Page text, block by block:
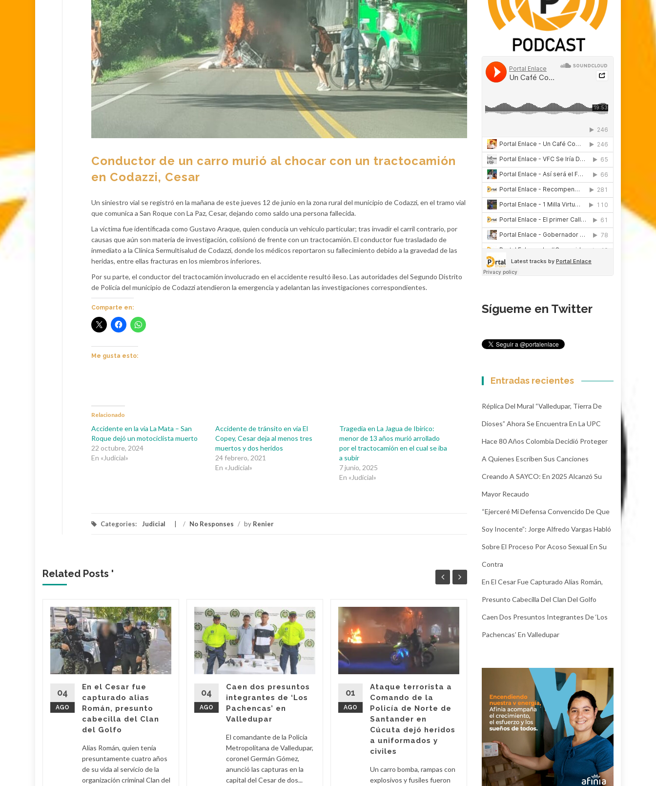
Conductor de un carro murió al chocar con un tractocamión
en Codazzi, Cesar
Un siniestro vial se registró en la mañana de este jueves 12 de junio en la zona rural del municipio de Codazzi, en el tramo vial
que comunica a San Roque con La Paz, Cesar, dejando como saldo una persona fallecida.
La víctima fue identificada como Gustavo Araque, quien conducía un vehículo particular; tras invadir el carril contrario, por
causas que aún son materia de investigación, colisionó de frente con un tractocamión. El conductor fue trasladado de
inmediato a la Clínica Sermultisalud de Codazzi, donde los médicos reportaron su fallecimiento debido a la gravedad de las
heridas, entre ellas fracturas en los miembros inferiores.
Por su parte, el conductor del tractocamión involucrado en el accidente resultó ileso. Las autoridades del Segundo Distrito
de Policía del municipio de Codazzi atendieron la emergencia y adelantan las investigaciones correspondientes.
Comparte en:
Me gusta esto:
Relacionado
Accidente en la vía La Mata – San
Roque dejó un motociclista muerto
22 octubre, 2024
En «Judicial»
Accidente de tránsito en vía El
Copey, Cesar deja al menos tres
muertos y dos heridos
24 febrero, 2021
En «Judicial»
Tragedia en La Jagua de Ibirico:
menor de 13 años murió arrollado
por el tractocamión en el cual se iba
a subir
7 junio, 2025
En «Judicial»
Categories: Judicial / No Responses / by Renier
Related Posts '
04
AGO
En el Cesar fue
capturado alias
Román, presunto
cabecilla del Clan
del Golfo
Alias Román, quien tenía
presuntamente cuatro años
de su vida al servicio de la
organización criminal Clan del
04
AGO
Caen dos presuntos
integrantes de ‘Los
Pachencas’ en
Valledupar
El comandante de la Policía
Metropolitana de Valledupar,
coronel Germán Gómez,
anunció las capturas en la
capital del Cesar de dos...
01
AGO
Ataque terrorista a
Comando de la
Policía de Norte de
Santander en
Cúcuta dejó heridos
a uniformados y
civiles
Un carro bomba, rampas con
explosivos y fusiles fueron
Juez legalizó la
captura de Deimer,
el hombre capturado
empleada de Super
Giros en Valledupar
Un juez con funciones de
control de garantías legalizó
la captura de Deimer José
Acosta Torregrosa, quien
debe afrontar un proceso...
Judicial Read More
Sígueme en Twitter
Entradas recientes
Réplica Del Mural “Valledupar, Tierra De
Dioses” Ahora Se Encuentra En La UPC
Hace 80 Años Colombia Decidió Proteger
A Quienes Escriben Sus Canciones
Creando A SAYCO: En 2025 Alcanzó Su
Mayor Recaudo
“Ejerceré Mi Defensa Convencido De Que
Soy Inocente”: Jorge Alfredo Vargas Habló
Sobre El Proceso Por Acoso Sexual En Su
Contra
En El Cesar Fue Capturado Alias Román,
Presunto Cabecilla Del Clan Del Golfo
Caen Dos Presuntos Integrantes De ‘Los
Pachencas’ En Valledupar